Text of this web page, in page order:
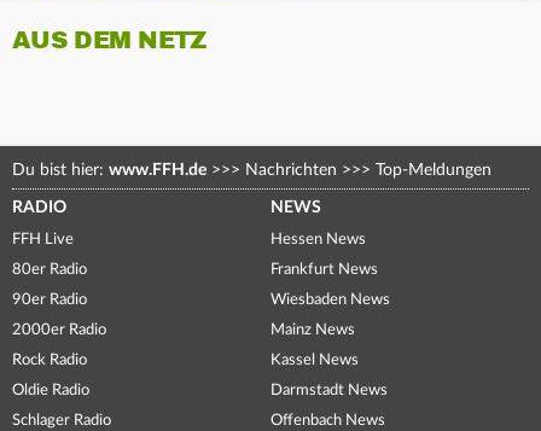
AUS DEM NETZ
Du bist hier: www.FFH.de >>> Nachrichten >>> Top-Meldungen
RADIO
FFH Live
80er Radio
90er Radio
2000er Radio
Rock Radio
Oldie Radio
Schlager Radio
NEWS
Hessen News
Frankfurt News
Wiesbaden News
Mainz News
Kassel News
Darmstadt News
Offenbach News